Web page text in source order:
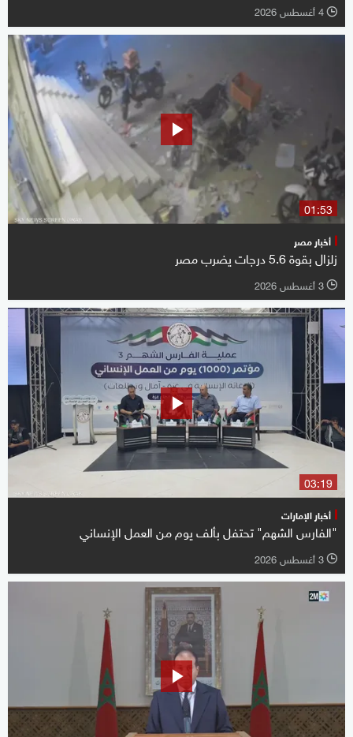
l 4 أغسطس 2026
01:53
أخبار مصر
زلزال بقوة 5.6 درجات يضرب مصر
l 3 أغسطس 2026
03:19
أخبار الإمارات
"الفارس الشهم" تحتفل بألف يوم من العمل الإنساني
l 3 أغسطس 2026